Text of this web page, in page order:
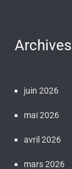
Archives
juin 2026
mai 2026
avril 2026
mars 2026